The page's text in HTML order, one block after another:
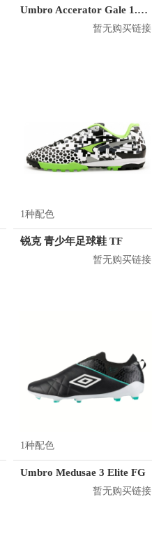
Umbro Accerator Gale 1.3 KL HG
暂无购买链接
1种配色
锐克 青少年足球鞋 TF
暂无购买链接
1种配色
Umbro Medusae 3 Elite FG
暂无购买链接